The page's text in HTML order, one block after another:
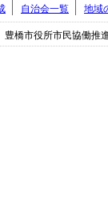
自治会一覧
地域
橋市役所市民協働推